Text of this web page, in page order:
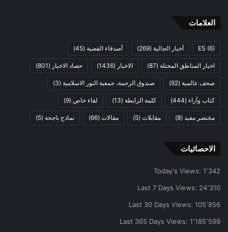
العلامات
ES (6) أخبار الجالية (269) أصدقاء القضية (45)
اخبار المناطق المحتلة (87) الاخبار (1436) حصاد الاخبار (801)
صحف عالمية (92) صندوق الرحمة، جمعية النور الاسلامية (3)
كتاب وآراء (444) كلمة الرابطة (13) لقاء خاص (9)
مختصر مفيد (8) مقابلات (5) مقالات (66) نماذج ناجحة (5)
الاحصائيات
Today's Views: 1٬342
Last 7 Days Views: 24٬310
Last 30 Days Views: 105٬856
Last 365 Days Views: 1٬185٬599